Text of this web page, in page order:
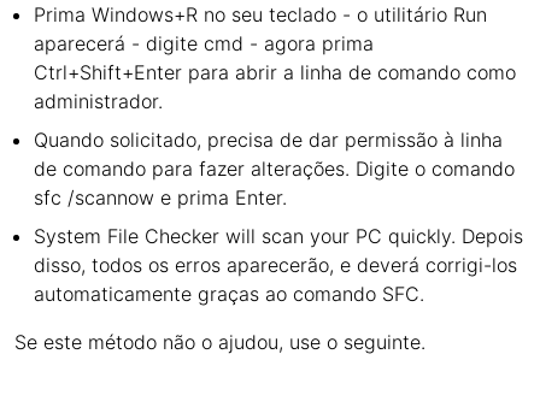
Prima Windows+R no seu teclado - o utilitário Run
aparecerá - digite cmd - agora prima
Ctrl+Shift+Enter para abrir a linha de comando como
administrador.
Quando solicitado, precisa de dar permissão à linha
de comando para fazer alterações. Digite o comando
sfc /scannow e prima Enter.
System File Checker will scan your PC quickly. Depois
disso, todos os erros aparecerão, e deverá corrigi-los
automaticamente graças ao comando SFC.
Se este método não o ajudou, use o seguinte.